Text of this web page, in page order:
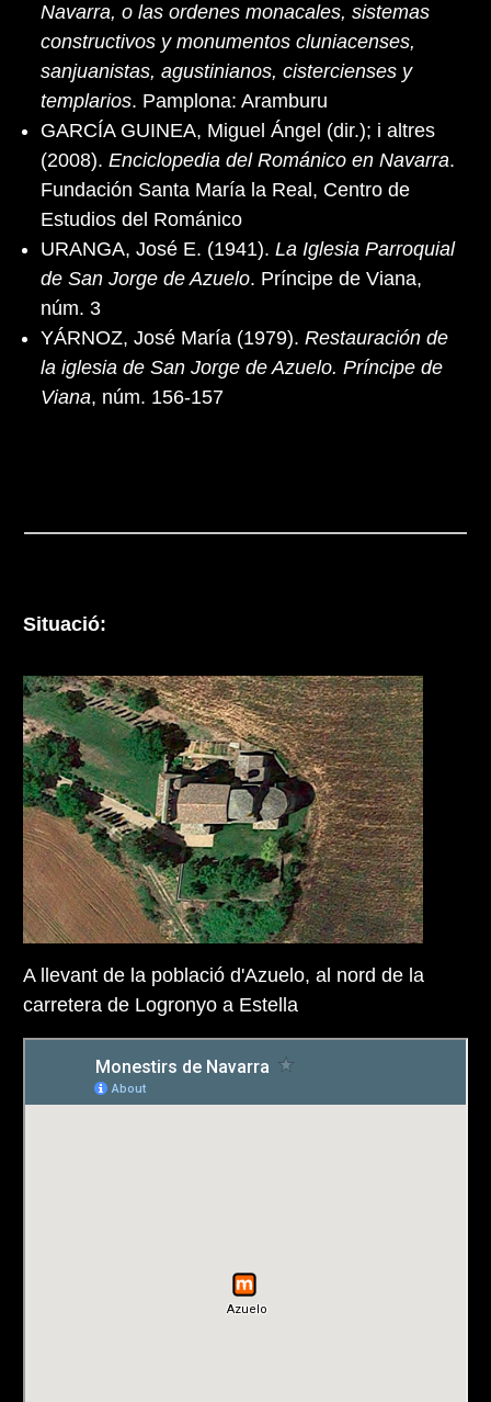
Navarra, o las ordenes monacales, sistemas
constructivos y monumentos cluniacenses,
sanjuanistas, agustinianos, cistercienses y
templarios. Pamplona: Aramburu
GARCÍA GUINEA, Miguel Ángel (dir.); i altres
(2008). Enciclopedia del Románico en Navarra.
Fundación Santa María la Real, Centro de
Estudios del Románico
URANGA, José E. (1941). La Iglesia Parroquial
de San Jorge de Azuelo. Príncipe de Viana,
núm. 3
YÁRNOZ, José María (1979). Restauración de
la iglesia de San Jorge de Azuelo. Príncipe de
Viana, núm. 156-157
Situació:
A llevant de la població d'Azuelo, al nord de la
carretera de Logronyo a Estella